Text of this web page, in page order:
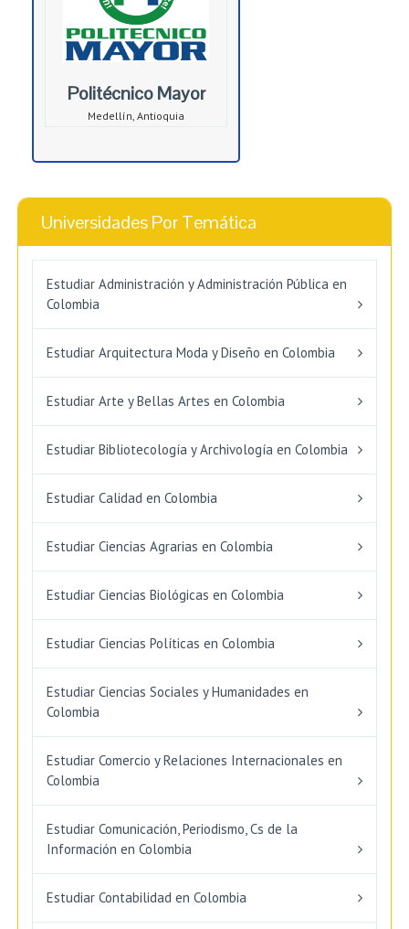
Politécnico Mayor
Medellín, Antioquia
Universidades Por Temática
Estudiar Administración y Administración Pública en
Colombia
Estudiar Arquitectura Moda y Diseño en Colombia
Estudiar Arte y Bellas Artes en Colombia
Estudiar Bibliotecología y Archivología en Colombia
Estudiar Calidad en Colombia
Estudiar Ciencias Agrarias en Colombia
Estudiar Ciencias Biológicas en Colombia
Estudiar Ciencias Políticas en Colombia
Estudiar Ciencias Sociales y Humanidades en
Colombia
Estudiar Comercio y Relaciones Internacionales en
Colombia
Estudiar Comunicación, Periodismo, Cs de la
Información en Colombia
Estudiar Contabilidad en Colombia